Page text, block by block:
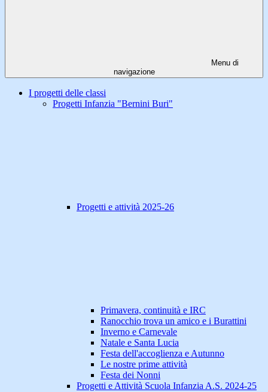
Menu di
navigazione
I progetti delle classi
Progetti Infanzia "Bernini Buri"
Progetti e attività 2025-26
Primavera, continuità e IRC
Ranocchio trova un amico e i Burattini
Inverno e Carnevale
Natale e Santa Lucia
Festa dell'accoglienza e Autunno
Le nostre prime attività
Festa dei Nonni
Progetti e Attività Scuola Infanzia A.S. 2024-25